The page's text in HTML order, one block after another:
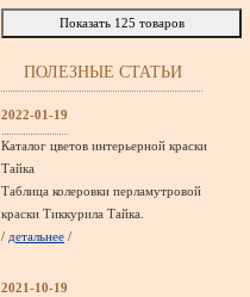
Показать 125 товаров
ПОЛЕЗНЫЕ СТАТЬИ
2022-01-19
Каталог цветов интерьерной краски
Тайка
Таблица колеровки перламутровой
краски Тиккурила Тайка.
/ детальнее /
2021-10-19